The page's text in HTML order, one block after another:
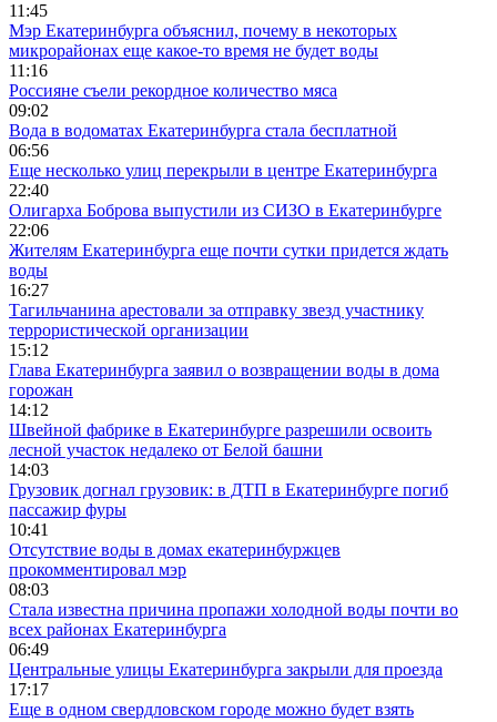
11:45
Мэр Екатеринбурга объяснил, почему в некоторых
микрорайонах еще какое-то время не будет воды
11:16
Россияне съели рекордное количество мяса
09:02
Вода в водоматах Екатеринбурга стала бесплатной
06:56
Еще несколько улиц перекрыли в центре Екатеринбурга
22:40
Олигарха Боброва выпустили из СИЗО в Екатеринбурге
22:06
Жителям Екатеринбурга еще почти сутки придется ждать
воды
16:27
Тагильчанина арестовали за отправку звезд участнику
террористической организации
15:12
Глава Екатеринбурга заявил о возвращении воды в дома
горожан
14:12
Швейной фабрике в Екатеринбурге разрешили освоить
лесной участок недалеко от Белой башни
14:03
Грузовик догнал грузовик: в ДТП в Екатеринбурге погиб
пассажир фуры
10:41
Отсутствие воды в домах екатеринбуржцев
прокомментировал мэр
08:03
Стала известна причина пропажи холодной воды почти во
всех районах Екатеринбурга
06:49
Центральные улицы Екатеринбурга закрыли для проезда
17:17
Еще в одном свердловском городе можно будет взять